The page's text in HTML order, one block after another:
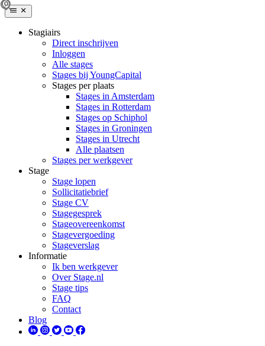
Stagiairs
Direct inschrijven
Inloggen
Alle stages
Stages bij YoungCapital
Stages per plaats
Stages in Amsterdam
Stages in Rotterdam
Stages op Schiphol
Stages in Groningen
Stages in Utrecht
Alle plaatsen
Stages per werkgever
Stage
Stage lopen
Sollicitatiebrief
Stage CV
Stagegesprek
Stageovereenkomst
Stagevergoeding
Stageverslag
Informatie
Ik ben werkgever
Over Stage.nl
Stage tips
FAQ
Contact
Blog